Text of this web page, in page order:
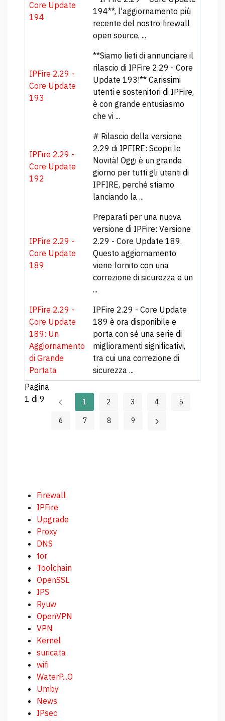
Core Update
194
194**, l'aggiornamento più
recente del nostro firewall
open source, ...
IPFire 2.29 -
Core Update
193
**Siamo lieti di annunciare il
rilascio di IPFire 2.29 - Core
Update 193!** Carissimi
utenti e sostenitori di IPFire,
è con grande entusiasmo
che vi ...
IPFire 2.29 -
Core Update
192
# Rilascio della versione
2.29 di IPFIRE: Scopri le
Novità! Oggi è un grande
giorno per tutti gli utenti di
IPFIRE, perché stiamo
lanciando la ...
IPFire 2.29 -
Core Update
189
Preparati per una nuova
versione di IPFire: Versione
2.29 - Core Update 189.
Questo aggiornamento
viene fornito con una
correzione di sicurezza e un
...
IPFire 2.29 -
Core Update
189: Un
Aggiornamento
di Grande
Portata
IPFire 2.29 - Core Update
189 è ora disponibile e
porta con sé una serie di
miglioramenti significativi,
tra cui una correzione di
sicurezza ...
Pagina
1 di 9
1 2 3 4 5
6 7 8 9
Firewall
IPFire
Upgrade
Proxy
DNS
tor
Toolchain
OpenSSL
IPS
Ryuw
OpenVPN
VPN
Kernel
suricata
wifi
WaterP...O
Umby
News
IPsec